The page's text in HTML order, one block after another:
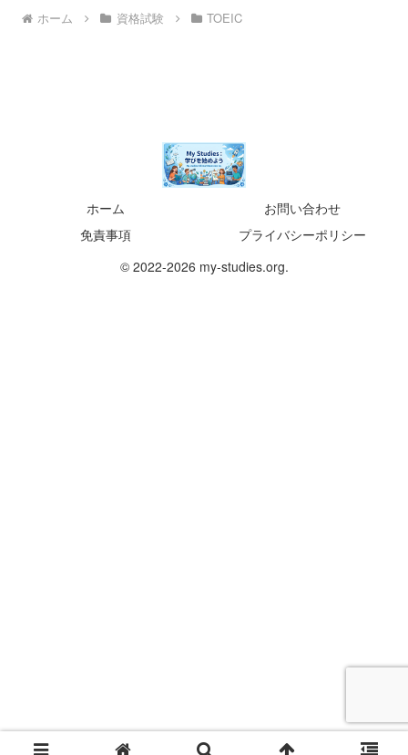
ホーム 資格試験 TOEIC
ホーム
お問い合わせ
免責事項
プライバシーポリシー
© 2022-2026 my-studies.org.